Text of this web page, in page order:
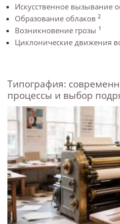
Искусственное вызывание
Образование облаков 2
Возникновение грозы 1
Циклонические движения
Типография:
процессы и выбор